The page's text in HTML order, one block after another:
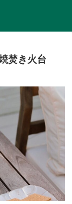
焚き火台